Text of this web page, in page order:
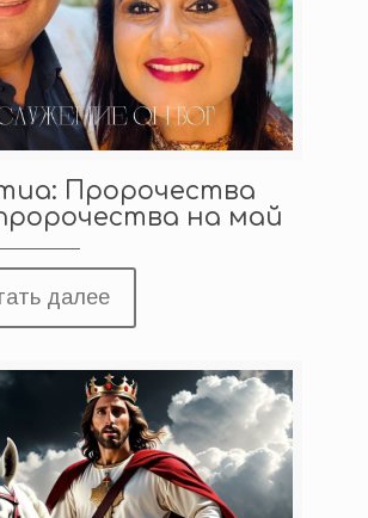
Пророчества
на май
далее